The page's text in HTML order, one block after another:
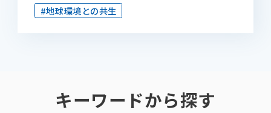
#地球環境との共生
キーワードから探す